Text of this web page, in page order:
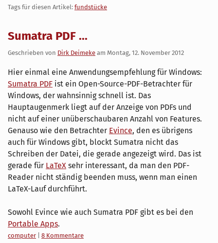
Tags für diesen Artikel: fundstücke
Sumatra PDF ...
Geschrieben von Dirk Deimeke am Montag, 12. November 2012
Hier einmal eine Anwendungsempfehlung für Windows:
Sumatra PDF ist ein Open-Source-PDF-Betrachter für
Windows, der wahnsinnig schnell ist. Das
Hauptaugenmerk liegt auf der Anzeige von PDFs und
nicht auf einer unüberschaubaren Anzahl von Features.
Genauso wie den Betrachter Evince, den es übrigens
auch für Windows gibt, blockt Sumatra nicht das
Schreiben der Datei, die gerade angezeigt wird. Das ist
gerade für LaTeX sehr interessant, da man den PDF-
Reader nicht ständig beenden muss, wenn man einen
LaTeX-Lauf durchführt.
Sowohl Evince wie auch Sumatra PDF gibt es bei den
Portable Apps.
Kategorien:
computer
8 Kommentare